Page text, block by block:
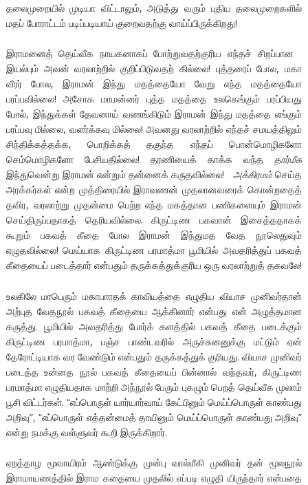
தலைமுறையில் முடியா விட்டாலும், அடுத்து வரும் புதிய தலைமுறைகளில்
மதப் போராட்டம் படிப்படியாய் குறைவதற்கு வாய்ப்பிருக்கிறது!
இராமனைத் தெய்வீக நாயகனாகப் போற்றுவதற்குரிய எந்தச் சிறப்பான
இயல்பும் அவன் வரலாற்றில் குறிப்பிடுவதற் கில்லை! புத்தரைப் போல, மகா
வீரர் போல, இராமன் இந்து மதத்தையோ வேறு எந்த மதத்தையோ
பரப்பவில்லை! அசோக மாமன்னர் புத்த மதத்தை உலகெங்கும் பரப்பியது
போல், இந்துக்கள் தேவனாய் வணங்கிடும் இராமன் இந்து மதத்தை எங்கும்
பரப்பவு மில்லை, வளர்க்கவு மில்லை! அவனது வரலாற்றில் எந்தச் சமயத்திலும்
சிந்திக்கத்தக்க, பொறிக்கத் தகுந்த எந்தப் பொன்மொழிகளோ
செம்மொழிகளோ பேசியதில்லை! தரணியைக் காக்க வந்ததார்மீக
இந்துவென்று இராமன் என்றும் தன்னைக் கருதவில்லை! அக்கிரமம்செய்த
அரக்கர்கள் என்ற முத்திரையில் இராவணன் முதலானவரைக் கொன்றதைத்
தவிர, வரலாற்று முதன்மை பெற்ற எந்த மகத்தான பணிகளையும் இராமன்
செய்திருப்பதாகத் தெரியவில்லை. கிருட்டிண பகவான் இசைத்ததாகக்
கூறும் பகவத் கீதை போல இராமன் இந்துமத வேத நூலெதுவும்
எழுதவில்லை! மெய்யாக கிருட்டிண பரமாத்மா பூமியில் அவதரித்துப் பகவத்
கீதையைப் படைத்தார் என்பதும் தருக்கத்துக்குரிய ஒரு வரலாற்றுத் தகவலே!
உலகிலே மாபெரும் மகாபாரதக் காவியத்தை எழுதிய வியாச முனிவர்தான்
அற்புத வேதநூல் பகவத் கீதையை ஆக்கினார் என்பது என் அழுத்தமான
கருத்து. பூமியில் அவதரித்து போர்க் களத்தில் பகவத் கீதை படைக்கும்
கிருட்டிண பரமாத்மா, பஞ்ச பாண்டவரில் அருச்சுனனுக்கு மட்டும் ஏன்
தேரோட்டியாக வர வேண்டும் என்பதும் தருக்கத்துக் குரியது. வியாச முனிவர்
படைத்த உன்னத நூல் பகவத் கீதையைப் பின்னால் வந்தவர், கிருட்டிண
பரமாத்மா எழுதியதாக மாற்றி அந்நூல் பேரும் புகழும் பெறத் தெய்வீக முலாம்
பூசி விட்டர்கள். “எப்பொருள் யார்யார்வாய் கேட்பினும் மெய்ப்பொருள் காண்பது
அறிவு”, “எப்பொருள் எத்தன்மைத் தாயினும் மெய்ப்பொருள் காண்பது அறிவு”
என்று நமக்கு வள்ளுவர் கூறி இருக்கிறார்.
ஏறத்தாழ மூவாயிரம் ஆண்டுக்கு முன்பு வால்மீகி முனிவர் தன் மூலநூல்
இராமாயணத்தில் இராம கதையை முதலில் எப்படி எழுதி யிருந்தார் என்பதை